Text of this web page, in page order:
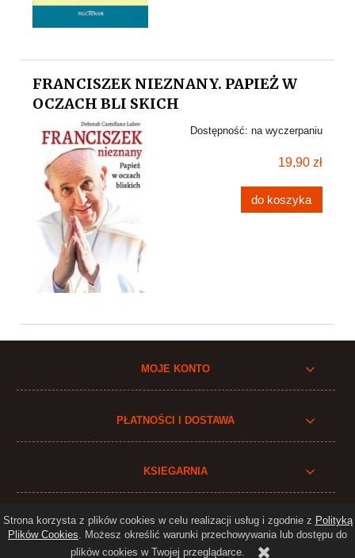
Strona korzysta z plików cookies w celu realizacji usług i zgodnie z Polityką
Plików Cookies. Możesz określić warunki przechowywania lub dostępu do
plików cookies w Twojej przeglądarce.
FRANCISZEK NIEZNANY. PAPIEŻ W
OCZACH BLI SKICH
Dostępność: na wyczerpaniu
19,90 zł
do koszyka
MOJE KONTO
PŁATNOŚCI I DOSTAWA
KSIEGARNIA
Realizacja: N4K.eu
Sklep internetowy Shoper.pl